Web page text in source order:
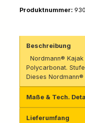
Produktnummer:
Beschreibung
Nordmann®
Polycarbonat.
Dieses
Maße & Tech.
Lieferumfang